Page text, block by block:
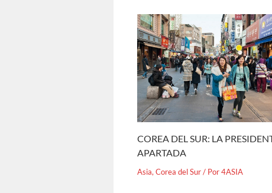
COREA DEL SUR: LA
APARTADA
Asia, Corea del Sur/ Por4ASIA